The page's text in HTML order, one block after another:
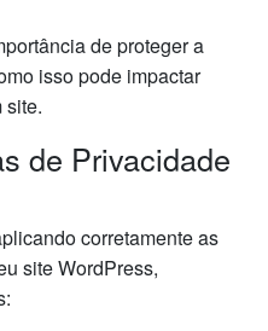
de proteger a
isso pode impactar
site.
de Privacidade
corretamente as
site WordPress,